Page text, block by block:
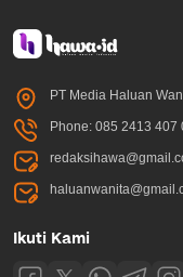
PT Media Haluan
Phone: 085 2413 407
Ikuti Kami